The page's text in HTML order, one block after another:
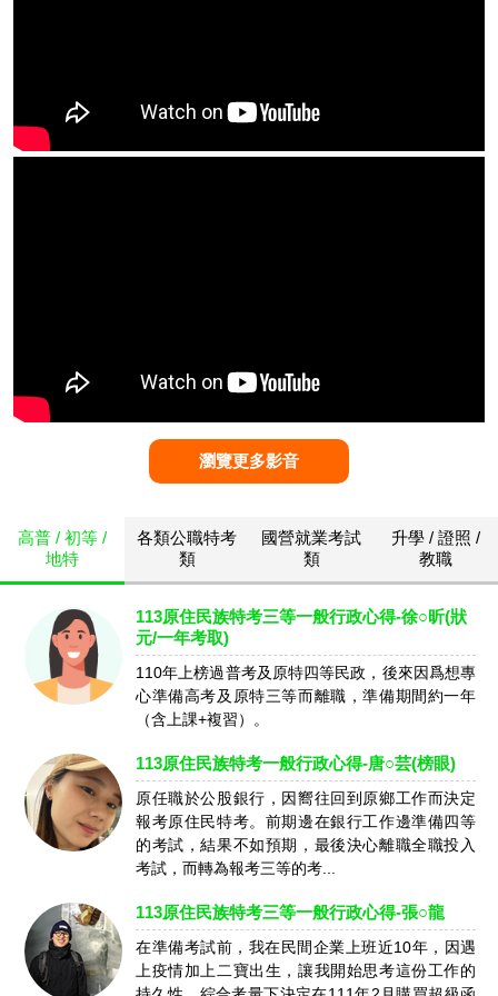
瀏覽更多影音
高普 / 初等 /
地特
各類公職特考
類
國營就業考試
類
升學 / 證照 /
教職
113原住民族特考三等一般行政心得-徐○昕(狀
元/一年考取)
110年上榜過普考及原特四等民政，後來因爲想專
心準備高考及原特三等而離職，準備期間約一年
（含上課+複習）。
113原住民族特考一般行政心得-唐○芸(榜眼)
原任職於公股銀行，因嚮往回到原鄉工作而決定
報考原住民特考。前期邊在銀行工作邊準備四等
的考試，結果不如預期，最後決心離職全職投入
考試，而轉為報考三等的考...
113原住民族特考三等一般行政心得-張○龍
在準備考試前，我在民間企業上班近10年，因遇
上疫情加上二寶出生，讓我開始思考這份工作的